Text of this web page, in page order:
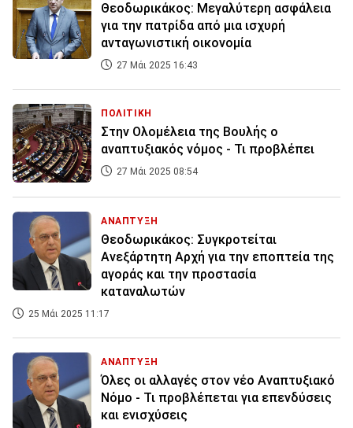
Θεοδωρικάκος: Μεγαλύτερη ασφάλεια
για την πατρίδα από μια ισχυρή
ανταγωνιστική οικονομία
27 Μάι 2025 16:43
ΠΟΛΙΤΙΚΗ
Στην Ολομέλεια της Βουλής ο
αναπτυξιακός νόμος - Τι προβλέπει
27 Μάι 2025 08:54
ΑΝΑΠΤΥΞΗ
Θεοδωρικάκος: Συγκροτείται
Ανεξάρτητη Αρχή για την εποπτεία της
αγοράς και την προστασία
καταναλωτών
25 Μάι 2025 11:17
ΑΝΑΠΤΥΞΗ
Όλες οι αλλαγές στον νέο Αναπτυξιακό
Νόμο - Τι προβλέπεται για επενδύσεις
και ενισχύσεις